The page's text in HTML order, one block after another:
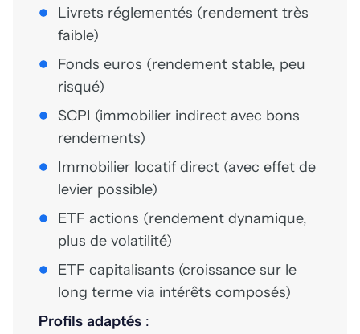
Livrets réglementés (rendement très
faible)
Fonds euros (rendement stable, peu
risqué)
SCPI (immobilier indirect avec bons
rendements)
Immobilier locatif direct (avec effet de
levier possible)
ETF actions (rendement dynamique,
plus de volatilité)
ETF capitalisants (croissance sur le
long terme via intérêts composés)
Profils adaptés :